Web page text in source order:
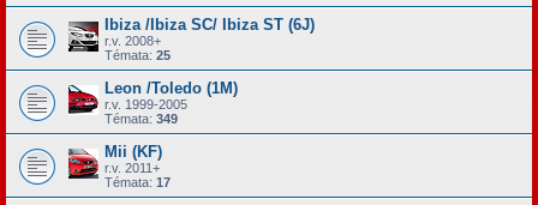
Ibiza /Ibiza SC/ Ibiza ST (6J)
r.v. 2008+
Témata: 25
Leon /Toledo (1M)
r.v. 1999-2005
Témata: 349
Mii (KF)
r.v. 2011+
Témata: 17